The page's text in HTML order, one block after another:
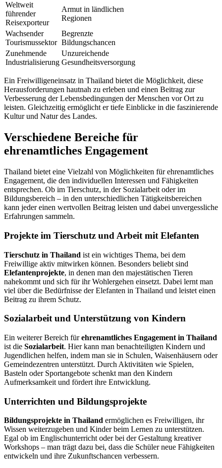
Weltweit
führender
Reisexporteur
Armut in ländlichen
Regionen
Wachsender
Tourismussektor
Begrenzte
Bildungschancen
Zunehmende
Industrialisierung
Unzureichende
Gesundheitsversorgung
Ein Freiwilligeneinsatz in Thailand bietet die Möglichkeit, diese
Herausforderungen hautnah zu erleben und einen Beitrag zur
Verbesserung der Lebensbedingungen der Menschen vor Ort zu
leisten. Gleichzeitig ermöglicht er tiefe Einblicke in die faszinierende
Kultur und Natur des Landes.
Verschiedene Bereiche für
ehrenamtliches Engagement
Thailand bietet eine Vielzahl von Möglichkeiten für ehrenamtliches
Engagement, die den individuellen Interessen und Fähigkeiten
entsprechen. Ob im Tierschutz, in der Sozialarbeit oder im
Bildungsbereich – in den unterschiedlichen Tätigkeitsbereichen
kann jeder einen wertvollen Beitrag leisten und dabei unvergessliche
Erfahrungen sammeln.
Projekte im Tierschutz und Arbeit mit Elefanten
Tierschutz in Thailand ist ein wichtiges Thema, bei dem
Freiwillige aktiv mitwirken können. Besonders beliebt sind
Elefantenprojekte, in denen man den majestätischen Tieren
nahekommt und sich für ihr Wohlergehen einsetzt. Dabei lernt man
viel über die Bedürfnisse der Elefanten in Thailand und leistet einen
Beitrag zu ihrem Schutz.
Sozialarbeit und Unterstützung von Kindern
Ein weiterer Bereich fürehrenamtliches Engagement in Thailand
ist die Sozialarbeit. Hier kann man benachteiligten Kindern und
Jugendlichen helfen, indem man sie in Schulen, Waisenhäusern oder
Gemeindezentren unterstützt. Durch Aktivitäten wie Spielen,
Basteln oder Sportangebote schenkt man den Kindern
Aufmerksamkeit und fördert ihre Entwicklung.
Unterrichten und Bildungsprojekte
Bildungsprojekte in Thailand ermöglichen es Freiwilligen, ihr
Wissen weiterzugeben und Kinder beim Lernen zu unterstützen.
Egal ob im Englischunterricht oder bei der Gestaltung kreativer
Workshops – man trägt dazu bei, dass die Schüler neue Fähigkeiten
entwickeln und ihre Zukunftschancen verbessern.